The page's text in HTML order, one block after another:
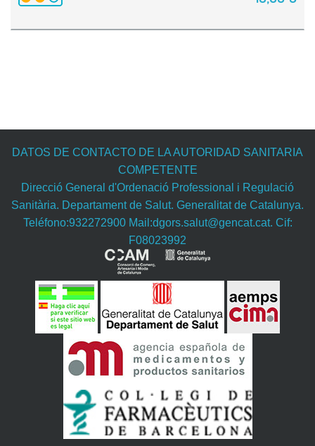
DATOS DE CONTACTO DE LA AUTORIDAD SANITARIA
COMPETENTE
Direcció General d'Ordenació Professional i Regulació
Sanitària. Departament de Salut. Generalitat de Catalunya.
Teléfono:932272900 Mail:dgors.salut@gencat.cat. Cif:
F08023992